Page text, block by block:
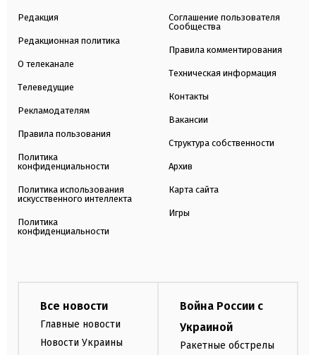
Редакция
Редакционная политика
О телеканале
Телеведущие
Рекламодателям
Правила пользования
Политика
конфиденциальности
Политика использования
искусственного интеллекта
Политика
конфиденциальности
Соглашение пользователя
Сообщества
Правила комментирования
Техническая информация
Контакты
Вакансии
Структура собственности
Архив
Карта сайта
Игры
Все новости
Главные новости
Новости Украины
Война России с
Украиной
Ракетные обстрелы